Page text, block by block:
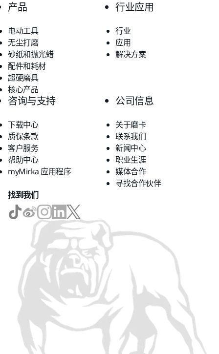
产品
电动工具
无尘打磨
砂纸和抛光蜡
配件和耗材
超硬磨具
核心产品
行业应用
行业
应用
解决方案
咨询与支持
下载中心
质保条款
客户服务
帮助中心
myMirka 应用程序
公司信息
关于磨卡
联系我们
新闻中心
职业生涯
媒体合作
寻找合作伙伴
找到我们